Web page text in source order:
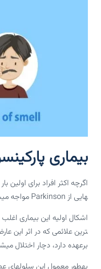
بیماری
هایی از Parkinson مواجه می­شوند.
ترین علائمی که در اثر این
برعهده دارد، دچار اختلال